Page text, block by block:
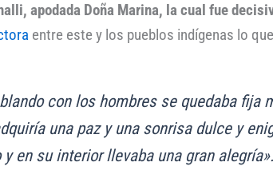
apodada Doña Marina, la cual fue
entre este y los pueblos indígenas lo
con los hombres se quedaba fija
una paz y una sonrisa dulce y
en su interior llevaba una gran alegría».